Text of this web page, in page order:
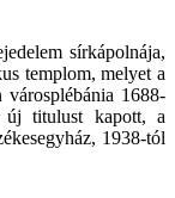
sírkápolnája,
templom, melyet a
1688-
új titulust kapott, a
1938-tól